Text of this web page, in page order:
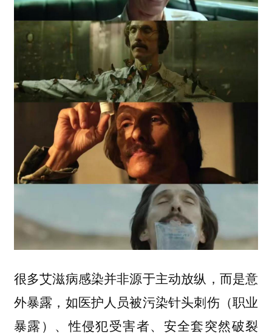
很多艾滋病感染并非源于主动放纵，而是意
外暴露，如医护人员被污染针头刺伤（职业
暴露）、性侵犯受害者、安全套突然破裂